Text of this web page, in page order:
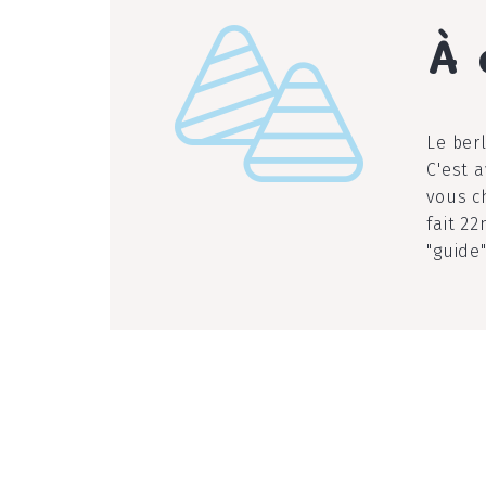
l À
Le
C'est
vous
fait